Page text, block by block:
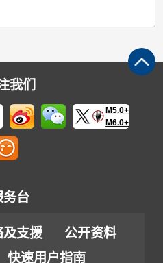
我们
M5.0+
M6.0+
务台
及支援
公开资料
快速用户指南